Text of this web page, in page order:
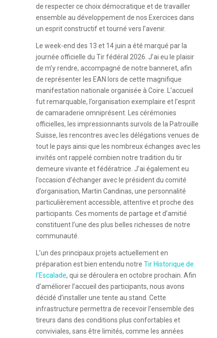
de respecter ce choix démocratique et de travailler
ensemble au développement de nos Exercices dans
un esprit constructif et tourné vers l’avenir.
Le week-end des 13 et 14 juin a été marqué par la
journée officielle du Tir fédéral 2026. J’ai eu le plaisir
de m’y rendre, accompagné de notre banneret, afin
de représenter les EAN lors de cette magnifique
manifestation nationale organisée à Coire. L’accueil
fut remarquable, l’organisation exemplaire et l’esprit
de camaraderie omniprésent. Les cérémonies
officielles, les impressionnants survols de la Patrouille
Suisse, les rencontres avec les délégations venues de
tout le pays ainsi que les nombreux échanges avec les
invités ont rappelé combien notre tradition du tir
demeure vivante et fédératrice. J’ai également eu
l’occasion d’échanger avec le président du comité
d’organisation, Martin Candinas, une personnalité
particulièrement accessible, attentive et proche des
participants. Ces moments de partage et d’amitié
constituent l’une des plus belles richesses de notre
communauté.
L’un des principaux projets actuellement en
préparation est bien entendu notre Tir Historique de
l’Escalade, qui se déroulera en octobre prochain. Afin
d’améliorer l’accueil des participants, nous avons
décidé d’installer une tente au stand. Cette
infrastructure permettra de recevoir l’ensemble des
tireurs dans des conditions plus confortables et
conviviales, sans être limités, comme les années